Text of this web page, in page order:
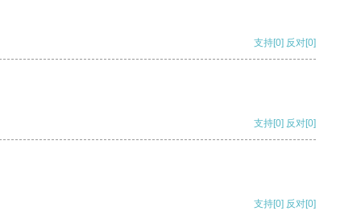
支持[0] 反对[0]
支持[0] 反对[0]
支持[0] 反对[0]